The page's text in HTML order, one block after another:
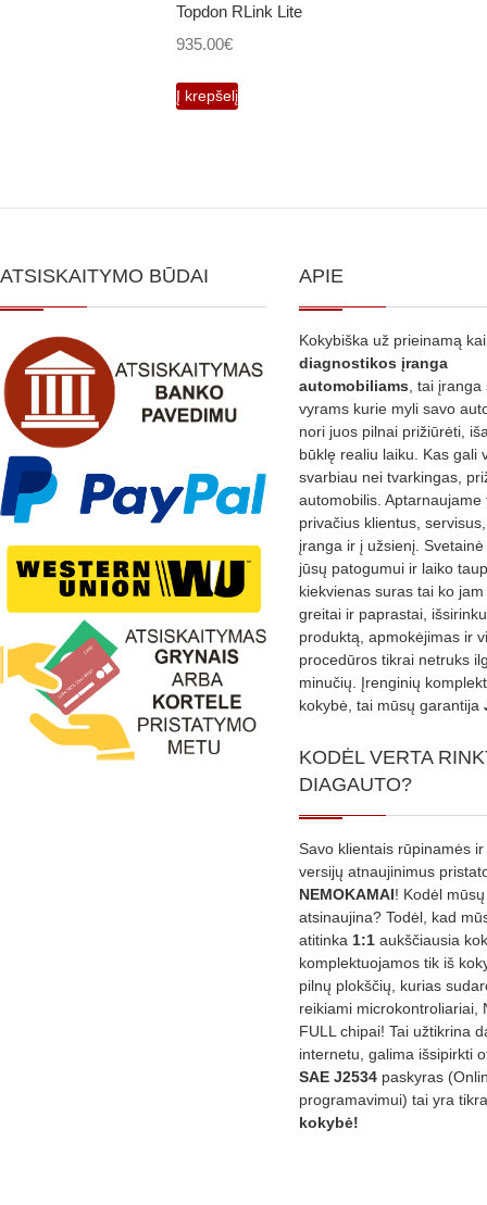
Topdon RLink Lite
935.00€
Į krepšelį
ATSISKAITYMO BŪDAI APIE
Kokybiška už prieinamą
diagnostikos įranga
automobiliams , tai
vyrams kurie myli savo
nori juos pilnai prižiūrėti,
būklę realiu laiku. Kas gali
svarbiau nei tvarkingas,
automobilis. Aptarnaujame
privačius klientus,
įranga ir į užsienį.
jūsų patogumui ir laiko
kiekvienas suras tai ko
greitai ir paprastai,
produktą, apmokėjimas ir
procedūros tikrai netruks
minučių. Įrenginių
kokybė, tai mūsų garantija
KODĖL VERTA
DIAGAUTO?
Savo klientais rūpinamės
versijų atnaujinimus
NEMOKAMAI! Kodėl
atsinaujina? Todėl, kad
atitinka 1:1 aukščiausia
komplektuojamos tik iš
pilnų plokščių, kurias
reikiami microkontroliariai,
FULL chipai! Tai užtikrina
internetu, galima išsipirkti
SAE J2534 paskyras
programavimui) tai yra
kokybė!